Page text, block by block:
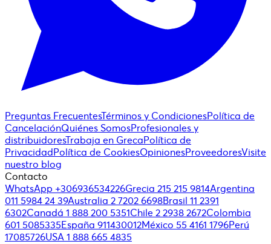
Preguntas FrecuentesTérminos y CondicionesPolítica de
CancelaciónQuiénes SomosProfesionales y
distribuidoresTrabaja en GrecaPolítica de
PrivacidadPolítica de CookiesOpinionesProveedoresVisite
nuestro blog
Contacto
WhatsApp +306936534226Grecia 215 215 9814Argentina
011 5984 24 39Australia 2 7202 6698Brasil 11 2391
6302Canadá 1 888 200 5351Chile 2 2938 2672Colombia
601 5085335España 911430012México 55 4161 1796Perú
17085726USA 1 888 665 4835